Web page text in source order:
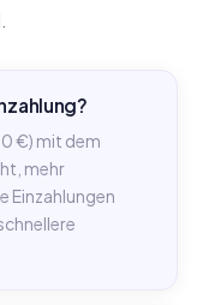
€) mit dem
mehr
Einzahlungen